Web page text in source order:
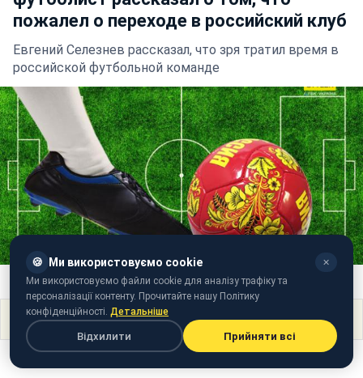
пожалел о переходе в российский клуб
Евгений Селезнев рассказал, что зря тратил время в
российской футбольной команде
Коллаж РБК
Поділитися
🍪 Ми використовуємо cookie ✕
Ми використовуємо файли cookie для аналізу трафіку та
персоналізації контенту. Прочитайте нашу Політику
конфіденційності. Детальніше
Відхилити Прийняти всі